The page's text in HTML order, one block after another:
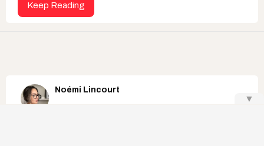
Keep Reading
Noémi Lincourt
▼